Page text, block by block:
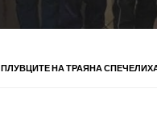
ПЛУВЦИТЕ НА ТРАЯНА